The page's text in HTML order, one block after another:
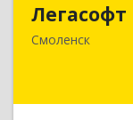
Легасофт
Смоленск
214018,